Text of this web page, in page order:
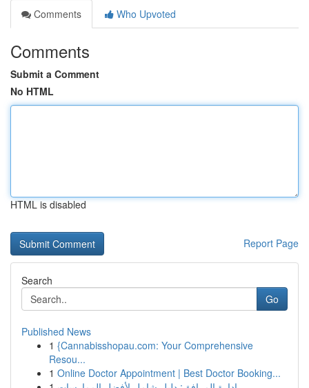
Comments
Who Upvoted
Comments
Submit a Comment
No HTML
HTML is disabled
Report Page
Search
Go
Published News
1 {Cannabisshopau.com: Your Comprehensive
Resou...
1 Online Doctor Appointment | Best Doctor Booking...